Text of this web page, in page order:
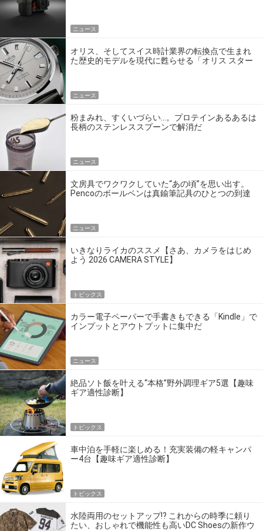
ニュース
オリス、そしてスイス時計業界の転換点で生まれ
た歴史的モデルを現代に甦らせる「オリス スター
ニュース
粉まみれ、すくいづらい…。プロテインあるあるは
長柄のステンレススプーンで解消だ
ニュース
文房具でワクワクしていた“あの頃”を思い出す。
Pencoのボールペンは真鍮筆記具のひとつの到達
ニュース
いきなりライカのススメ【さあ、カメラをはじめ
よう 2026 CAMERA STYLE】
トピックス
カラー電子ペーパーで手書きもできる「Kindle」で
インプットとアウトプットに集中だ
ニュース
絶品ソト飯を叶える“本格”野外調理ギア5選【趣味
ギア適性診断】
トピックス
車中泊を手軽に楽しめる！充実装備の軽キャンパ
ー4台【趣味ギア適性診断】
トピックス
水陸両用のセットアップ!? これからの時季に頼り
たい、おしゃれで機能性も高いDC Shoesの新作ウ